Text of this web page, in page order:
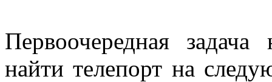
Первоочередная
найти телепорт на